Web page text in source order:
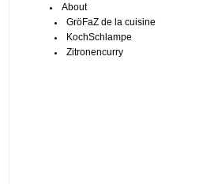
About
GröFaZ de la cuisine
KochSchlampe
Zitronencurry